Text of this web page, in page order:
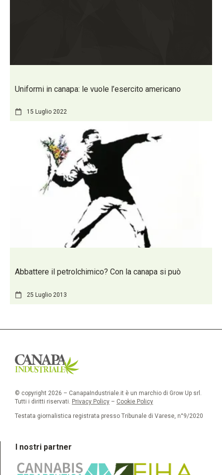
Uniformi in canapa: le vuole l’esercito americano
15 Luglio 2022
Abbattere il petrolchimico? Con la canapa si può
25 Luglio 2013
© copyright 2026 – CanapaIndustriale.it è un marchio di Grow Up srl.
Tutti i diritti riservati. Privacy Policy – Cookie Policy
Testata giornalistica registrata presso Tribunale di Varese, n°9/2020
I nostri partner